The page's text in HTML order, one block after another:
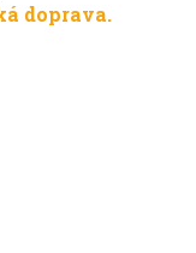
doprava.